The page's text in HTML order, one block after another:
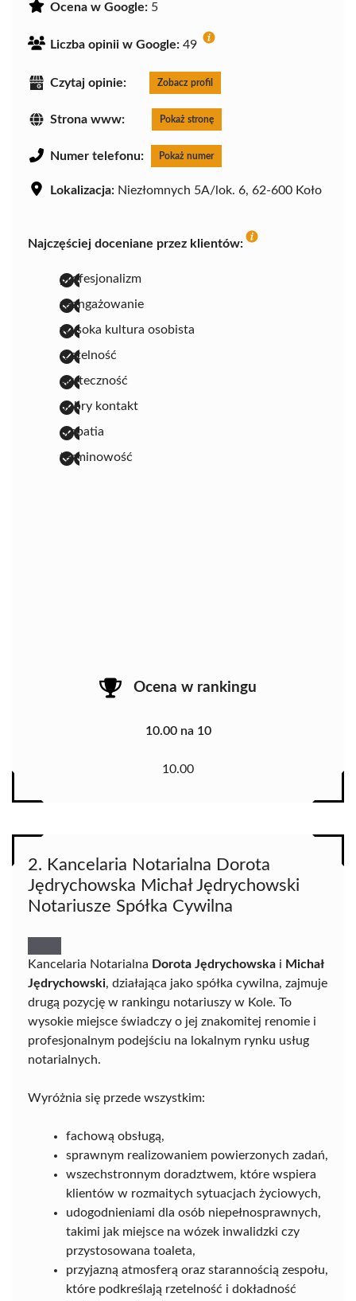
Ocena w Google: 5
Liczba opinii w Google: 49
Czytaj opinie: Zobacz profil
Strona www: Pokaż stronę
Numer telefonu: Pokaż numer
Lokalizacja: Niezłomnych 5A/lok. 6, 62-600 Koło
Najczęściej doceniane przez klientów:
profesjonalizm
zaangażowanie
wysoka kultura osobista
rzetelność
skuteczność
dobry kontakt
empatia
terminowość
Ocena w rankingu
10.00 na 10
10.00
2. Kancelaria Notarialna Dorota
Jędrychowska Michał Jędrychowski
Notariusze Spółka Cywilna
Kancelaria Notarialna Dorota Jędrychowska i Michał
Jędrychowski, działająca jako spółka cywilna, zajmuje
drugą pozycję w rankingu notariuszy w Kole. To
wysokie miejsce świadczy o jej znakomitej renomie i
profesjonalnym podejściu na lokalnym rynku usług
notarialnych.
Wyróżnia się przede wszystkim:
fachową obsługą,
sprawnym realizowaniem powierzonych zadań,
wszechstronnym doradztwem, które wspiera
klientów w rozmaitych sytuacjach życiowych,
udogodnieniami dla osób niepełnosprawnych,
takimi jak miejsce na wózek inwalidzki czy
przystosowana toaleta,
przyjazną atmosferą oraz starannością zespołu,
które podkreślają rzetelność i dokładność